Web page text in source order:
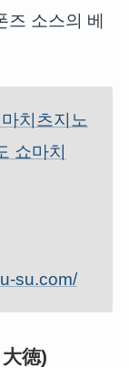
즈 소스의 베
치츠지노
쇼마치
su.com/
徳)